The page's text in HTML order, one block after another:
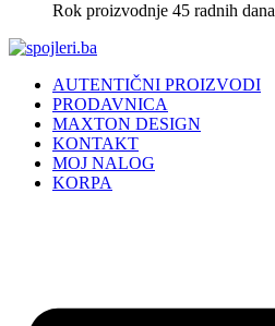
Rok proizvodnje 45 radnih dana
AUTENTIČNI PROIZVODI
PRODAVNICA
MAXTON DESIGN
KONTAKT
MOJ NALOG
KORPA